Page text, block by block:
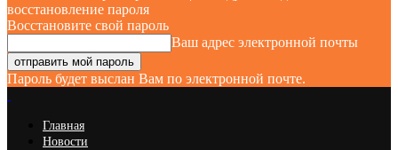
восстановление пароля
Восстановите свой пароль
Ваш адрес электронной почты
Пароль будет выслан Вам по электронной почте.
Главная
Новости